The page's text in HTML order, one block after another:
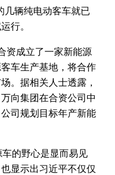
辆纯电动客车就已
行。
资成立了一家新能源
车生产基地，将合作
。据相关人士透露，
向集团在合资公司中
司规划目标年产新能
的野心是显而易见
显示出习近平不仅仅